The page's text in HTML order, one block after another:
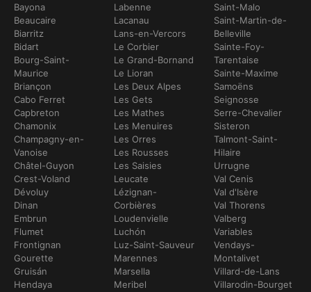
Bayona
Beaucaire
Biarritz
Bidart
Bourg-Saint-
Maurice
Briançon
Cabo Ferret
Capbreton
Chamonix
Champagny-en-
Vanoise
Châtel-Guyon
Crest-Voland
Dévoluy
Dinan
Embrun
Flumet
Frontignan
Gourette
Gruisán
Hendaya
Labenne
Lacanau
Lans-en-Vercors
Le Corbier
Le Grand-Bornand
Le Lioran
Les Deux Alpes
Les Gets
Les Mathes
Les Menuires
Les Orres
Les Rousses
Les Saisies
Leucate
Lézignan-
Corbières
Loudenvielle
Luchón
Luz-Saint-Sauveur
Marennes
Marsella
Meribel
Saint-Malo
Saint-Martin-de-
Belleville
Sainte-Foy-
Tarentaise
Sainte-Maxime
Samoëns
Seignosse
Serre-Chevalier
Sisteron
Talmont-Saint-
Hilaire
Urrugne
Val Cenis
Val d'Isère
Val Thorens
Valberg
Variables
Vendays-
Montalivet
Villard-de-Lans
Villarodin-Bourget